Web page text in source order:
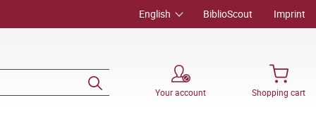
English BiblioScout Imprint
Your account Shopping cart